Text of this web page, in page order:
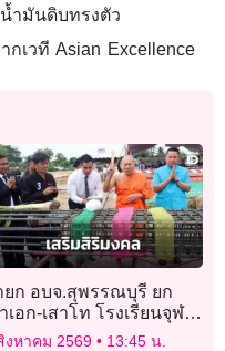
ำมันดิบทรงตัว
เวที Asian Excellence
ยก อบจ.สุพรรณบุรี ยก
เอก-เสาโท โรงเรียนจุฬา
ณฯ
งหาคม 2569 13:45 น.